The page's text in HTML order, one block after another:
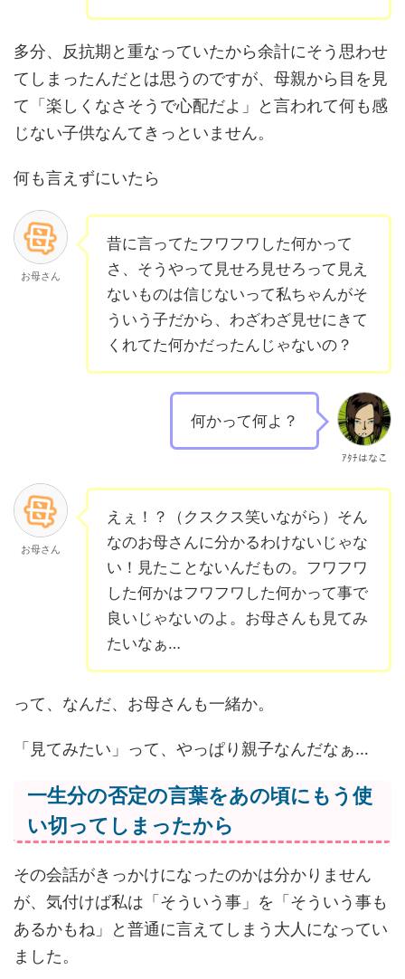
多分、反抗期と重なっていたから余計にそう思わせ
てしまったんだとは思うのですが、母親から目を見
て「楽しくなさそうで心配だよ」と言われて何も感
じない子供なんてきっといません。
何も言えずにいたら
お母さん
昔に言ってたフワフワした何かって
さ、そうやって見せろ見せろって見え
ないものは信じないって私ちゃんがそ
ういう子だから、わざわざ見せにきて
くれてた何かだったんじゃないの？
何かって何よ？
ｱﾀﾁはなこ
お母さん
えぇ！？（クスクス笑いながら）そん
なのお母さんに分かるわけないじゃな
い！見たことないんだもの。フワフワ
した何かはフワフワした何かって事で
良いじゃないのよ。お母さんも見てみ
たいなぁ…
って、なんだ、お母さんも一緒か。
「見てみたい」って、やっぱり親子なんだなぁ…
一生分の否定の言葉をあの頃にもう使
い切ってしまったから
その会話がきっかけになったのかは分かりません
が、気付けば私は「そういう事」を「そういう事も
あるかもね」と普通に言えてしまう大人になってい
ました。